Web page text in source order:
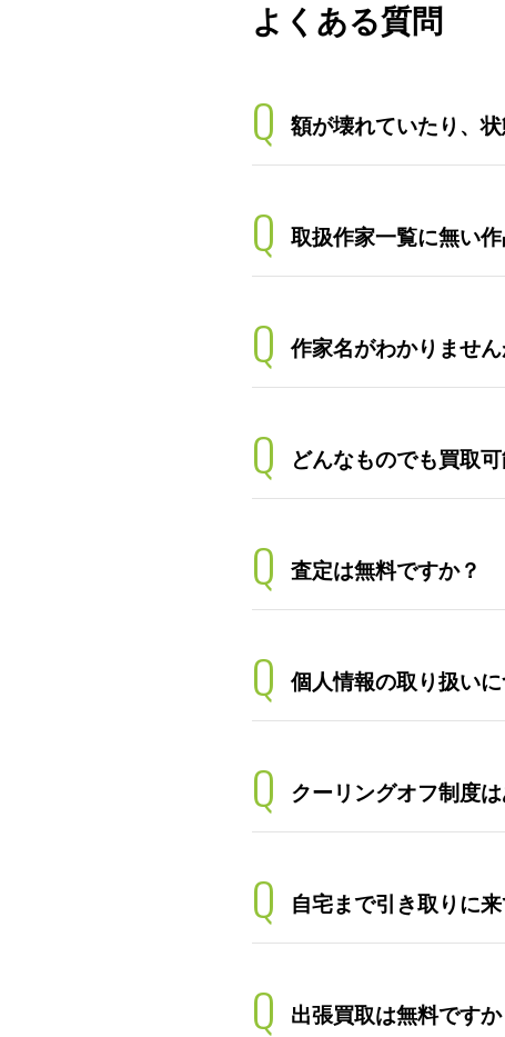
よくある質問
Q 額が壊れていたり、
Q 取扱作家一覧に無い
Q 作家名がわかりませ
Q どんなものでも買取
Q 査定は無料ですか？
Q 個人情報の取り扱い
Q クーリングオフ制度
Q 自宅まで引き取りに
Q 出張買取は無料です